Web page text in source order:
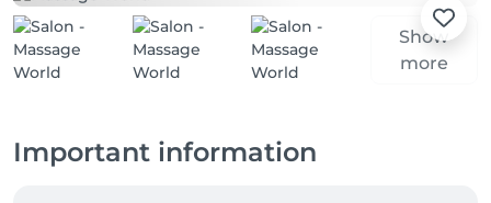
Show
more
Important information